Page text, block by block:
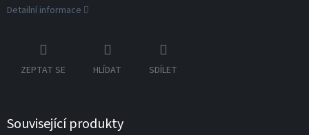
Detailní informace
ZEPTAT SE HLÍDAT SDÍLET
Související produkty